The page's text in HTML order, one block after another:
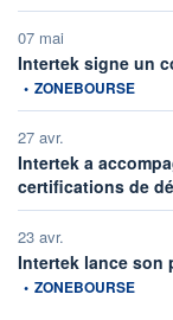
07 mai
Intertek signe un
• ZONEBOURSE
27 avr.
Intertek a
certifications de
23 avr.
Intertek lance son
• ZONEBOURSE